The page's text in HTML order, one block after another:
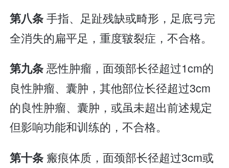
第八条手指、足趾残缺或畸形，足底弓完
全消失的扁平足，重度皲裂症，不合格。
第九条恶性肿瘤，面颈部长径超过1cm的
良性肿瘤、囊肿，其他部位长径超过3cm
的良性肿瘤、囊肿，或虽未超出前述规定
但影响功能和训练的，不合格。
第十条 瘢痕体质，面颈部长径超过3cm或